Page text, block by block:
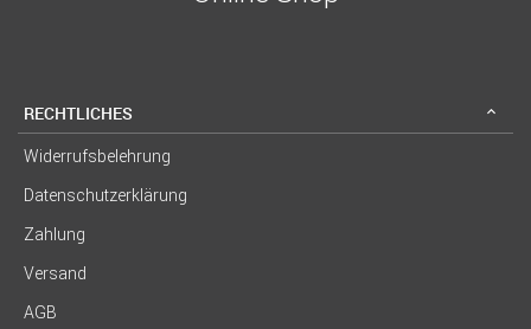
RECHTLICHES
Widerrufsbelehrung
Datenschutzerklärung
Zahlung
Versand
AGB